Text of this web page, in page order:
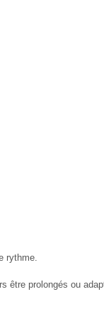
rythme.
prolongés ou